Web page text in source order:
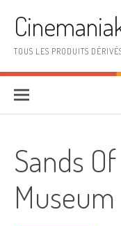
TOUS LES PRODUITS
Sands
Museum